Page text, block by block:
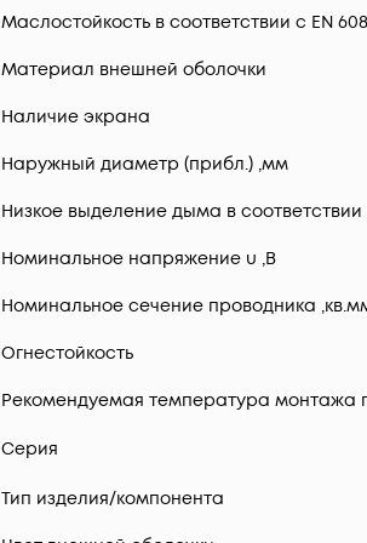
Маслостойкость в соответствии с EN
Материал внешней оболочки
Наличие экрана
Наружный диаметр (прибл.) ,мм
Низкое выделение дыма в соответствии
Номинальное напряжение u ,В
Номинальное сечение проводника
Огнестойкость
Рекомендуемая температура монтажа
Серия
Тип изделия/компонента